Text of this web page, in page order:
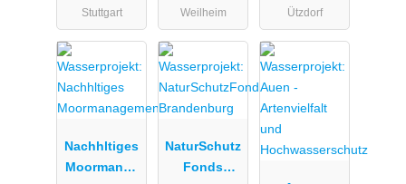
Stuttgart
mbH
Weilheim Ützdorf
Nachhltiges
Moormanag
NaturSchutz
Fonds